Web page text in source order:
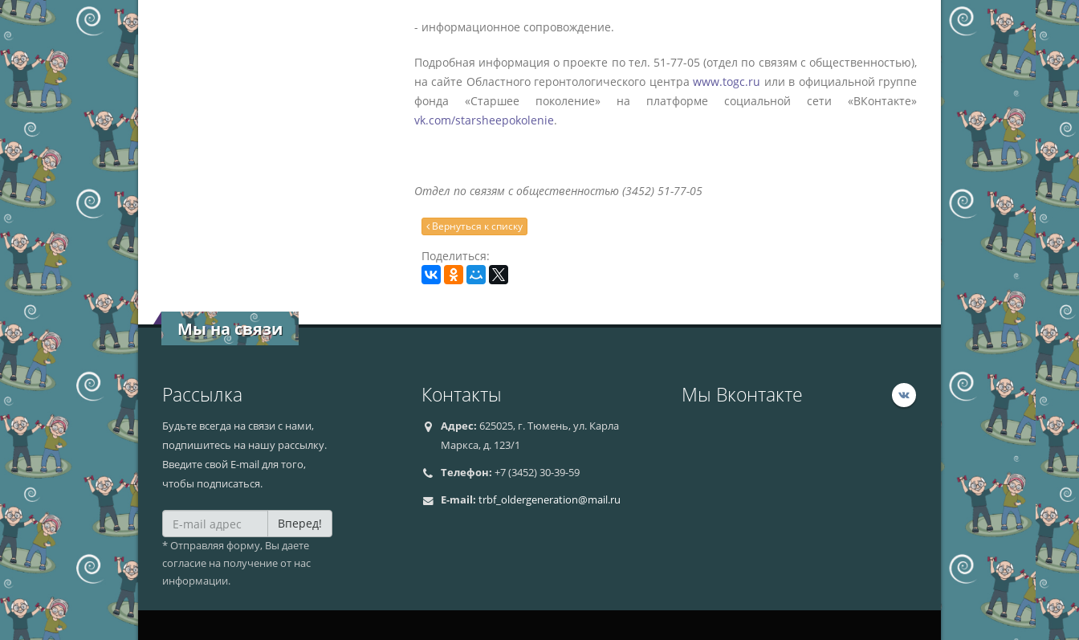
- информационное сопровождение.
Подробная информация о проекте по тел. 51-77-05 (отдел по связям с общественностью),
на сайте Областного геронтологического центраwww.togc.ru или в официальной группе
фонда «Старшее поколение» на платформе социальной сети «ВКонтакте»
vk.com/starsheepokolenie.
Отдел по связям с общественностью (3452) 51-77-05
Вернуться к списку
Поделиться:
Мы на связи
Рассылка
Будьте всегда на связи с нами,
подпишитесь на нашу рассылку.
Введите свой E-mail для того,
чтобы подписаться.
Вперед!
* Отправляя форму, Вы даете
согласие на получение от нас
информации.
Контакты
Адрес: 625025, г. Тюмень, ул. Карла
Маркса, д. 123/1
Телефон: +7 (3452) 30-39-59
E-mail: trbf_oldergeneration@mail.ru
Мы Вконтакте